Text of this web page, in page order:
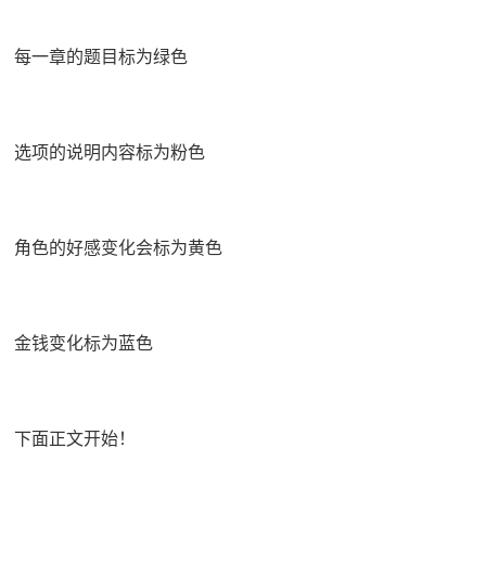
每一章的题目标为绿色
选项的说明内容标为粉色
角色的好感变化会标为黄色
金钱变化标为蓝色
下面正文开始！